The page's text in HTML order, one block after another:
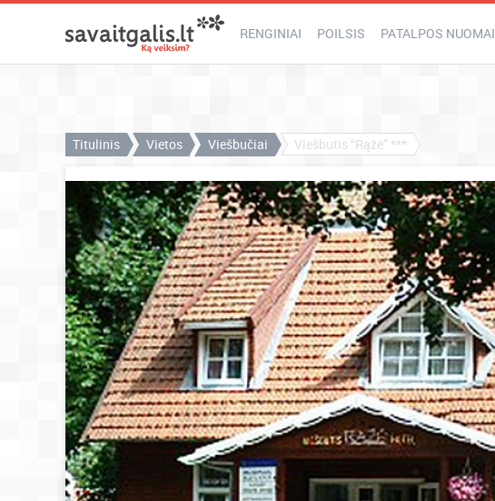
RENGINIAI POILSIS PATALPOS NUOMAI
Titulinis Vietos Viešbučiai Viešbutis “Rąžė” ***